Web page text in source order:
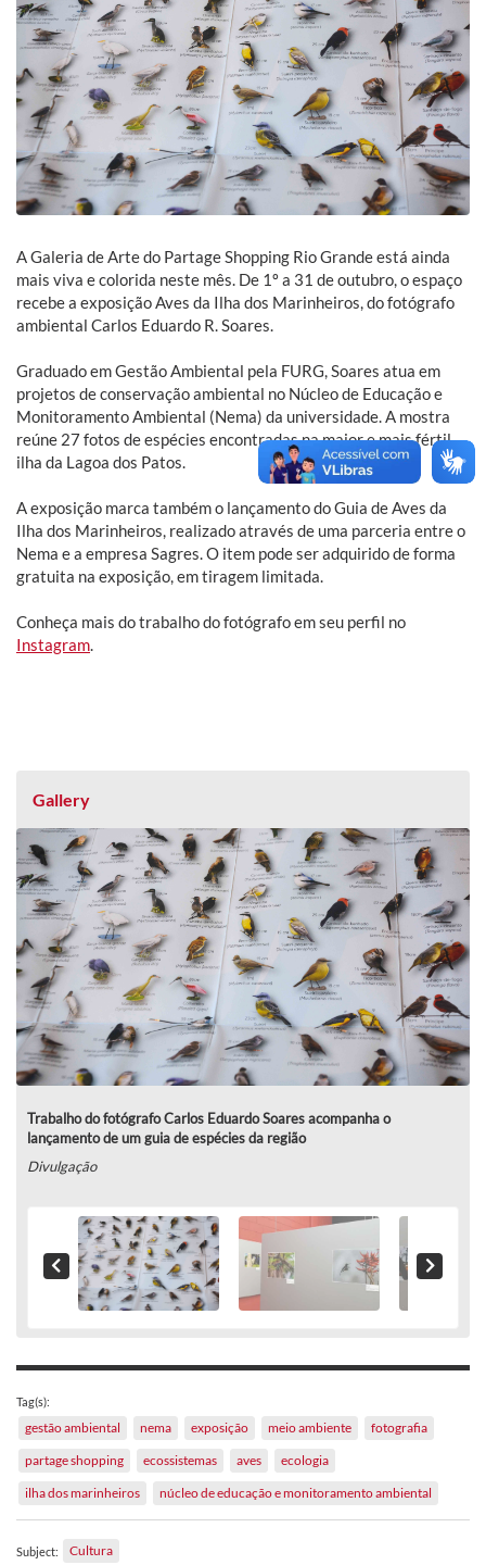
A Galeria de Arte do Partage Shopping Rio Grande está ainda
mais viva e colorida neste mês.​ ​De 1º a 31 de outubro, o espaço
recebe a exposição Aves da Ilha dos Marinheiros, do fotógrafo
ambiental Carlos Eduardo R. Soares.
Graduado em Gestão Ambiental pela FURG, Soares atua em
projetos de conservação ambiental no Núcleo de Educação e
Monitoramento Ambiental (Nema) da universidade.​ A mostra
reúne 27 fotos de espécies encontradas na maior e mais fértil
ilha da Lagoa dos Patos.
A exposição marca também o lançamento do Guia de Aves da
Ilha dos Marinheiros, realizado através de uma parceria entre o
Nema e a empresa Sagres. O item pode ser adquirido de forma
gratuita na exposição, em tiragem limitada.
​Conheça mais do trabalho do fotógrafo em seu perfil no
Instagram
Gallery
Trabalho do fotógrafo Carlos Eduardo Soares acompanha o
lançamento de um guia de espécies da região
Divulgação
Tag(s):
gestão ambiental nema exposição meio ambiente
fotografia
partage shopping
ecossistemas aves
ecologia
ilha dos marinheiros
núcleo de educação e monitoramento ambiental
Subject: Cultura